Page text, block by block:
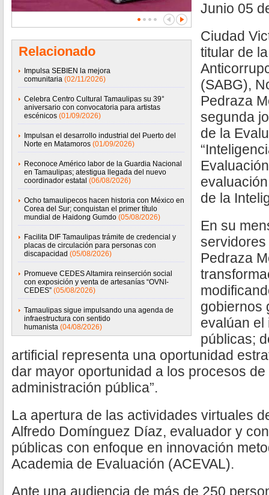
Relacionado
Impulsa SEBIEN la mejora
comunitaria (02/11/2026)
Celebra Centro Cultural Tamaulipas su 39°
aniversario con convocatoria para artistas
escénicos (01/09/2026)
Impulsan el desarrollo industrial del Puerto del
Norte en Matamoros (01/09/2026)
Reconoce Américo labor de la Guardia Nacional
en Tamaulipas; atestigua llegada del nuevo
coordinador estatal (06/08/2026)
Ocho tamaulipecos hacen historia con México en
Corea del Sur; conquistan el primer título
mundial de Haidong Gumdo (05/08/2026)
Facilita DIF Tamaulipas trámite de credencial y
placas de circulación para personas con
discapacidad (05/08/2026)
Promueve CEDES Altamira reinserción social
con exposición y venta de artesanías “OVNI-
CEDES” (05/08/2026)
Tamaulipas sigue impulsando una agenda de
infraestructura con sentido
humanista (04/08/2026)
Junio 05
Ciudad
titular de
(SABG),
Pedraza
segunda
de la
de la
En su
Pedraza
gobiernos
evalúan el
públicas;
artificial representa una oportunidad
dar mayor oportunidad a los procesos
administración pública”.
La apertura de las actividades virtuales
Alfredo Domínguez Díaz, evaluador y
públicas con enfoque en innovación
Academia de Evaluación (ACEVAL).
Ante una audiencia de más de 250